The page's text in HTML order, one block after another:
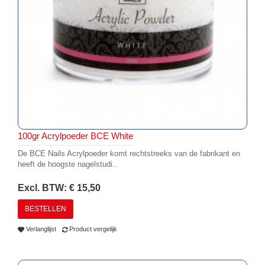
100gr Acrylpoeder BCE White
De BCE Nails Acrylpoeder komt rechtstreeks van de fabrikant en
heeft de hoogste nagelstudi..
Excl. BTW: € 15,50
BESTELLEN
Verlanglijst Product vergelijk